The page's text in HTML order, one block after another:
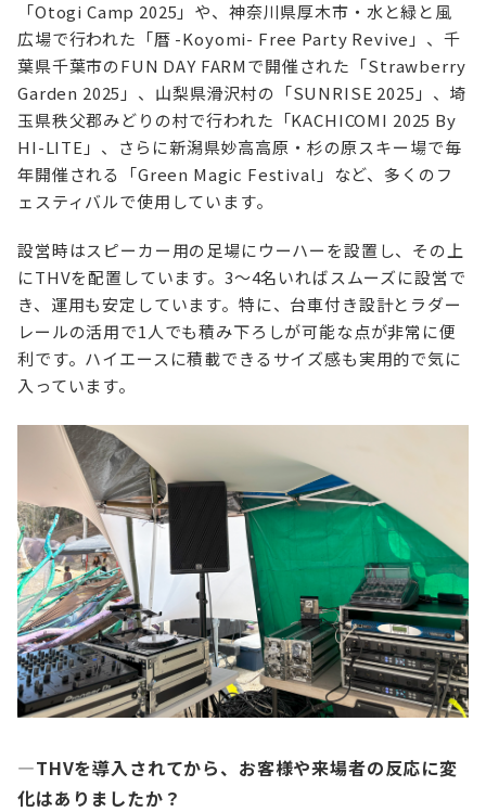
「Otogi Camp 2025」や、神奈川県厚木市・水と緑と風
広場で行われた「暦 -Koyomi- Free Party Revive」、千
葉県千葉市のFUN DAY FARMで開催された「Strawberry
Garden 2025」、山梨県滑沢村の「SUNRISE 2025」、埼
玉県秩父郡みどりの村で行われた「KACHICOMI 2025 By
HI-LITE」、さらに新潟県妙高高原・杉の原スキー場で毎
年開催される「Green Magic Festival」など、多くのフ
ェスティバルで使用しています。
設営時はスピーカー用の足場にウーハーを設置し、その上
にTHVを配置しています。3〜4名いればスムーズに設営で
き、運用も安定しています。特に、台車付き設計とラダー
レールの活用で1人でも積み下ろしが可能な点が非常に便
利です。ハイエースに積載できるサイズ感も実用的で気に
入っています。
—THVを導入されてから、お客様や来場者の反応に変
化はありましたか？